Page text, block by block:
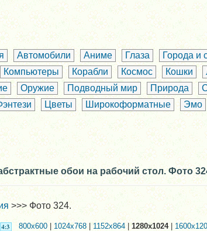
Автомобили Аниме Глаза Города и
Компьютеры Корабли Космос Кошки
Оружие Подводный мир Природа
Цветы Широкоформатные Эмо
обои на рабочий стол. Фото
>>> Фото 324.
800x600|1024x768| 1152x864|1280x1024|